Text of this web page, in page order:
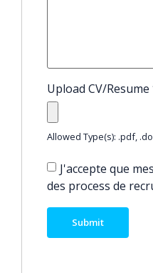
Upload CV/Resume
Allowed Type(s): .pdf,
J'accepte que
des process de